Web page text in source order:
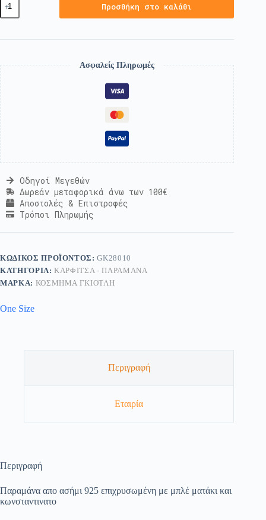
Προσθήκη στο καλάθι
Ασφαλείς Πληρωμές
Οδηγοί Μεγεθών
Δωρεάν μεταφορικά άνω των 100€
Αποστολές & Επιστροφές
Τρόποι Πληρωμής
ΚΩΔΙΚΌΣ ΠΡΟΪΌΝΤΟΣ:GK28010
ΚΑΤΗΓΟΡΊΑ:ΚΑΡΦΊΤΣΑ - ΠΑΡΑΜΆΝΑ
ΜΆΡΚΑ: ΚΟΣΜΗΜΑ ΓΚΙΟΤΛΗ
One Size
Περιγραφή
Εταιρία
Περιγραφή
Παραμάνα απο ασήμι 925 επιχρυσωμένη με μπλέ ματάκι και
κωνσταντινατο